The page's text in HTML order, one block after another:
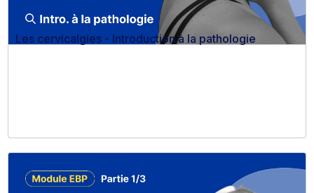
Les cervicalgies - Introduction à la pathologie